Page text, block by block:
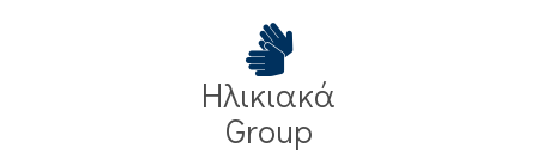
Ηλικιακά
Group